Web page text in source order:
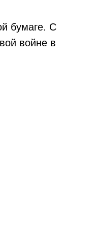
бумаге. С
войне в